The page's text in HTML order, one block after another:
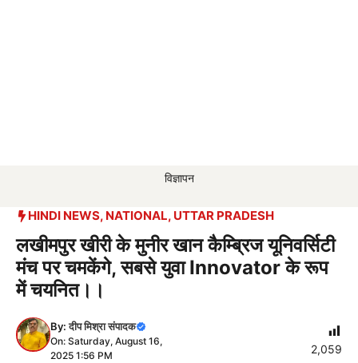
विज्ञापन
HINDI NEWS, NATIONAL, UTTAR PRADESH
लखीमपुर खीरी के मुनीर खान कैम्ब्रिज यूनिवर्सिटी
मंच पर चमकेंगे, सबसे युवा Innovator के रूप
में चयनित।।
By:दीप मिश्रा संपादक
On: Saturday, August 16,
2025 1:56 PM
2,059